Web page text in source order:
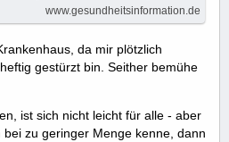
www.gesundheitsinformation.de
da mir plötzlich
gestürzt bin. Seither bemühe
ist sich nicht leicht für alle - aber
zu geringer Menge kenne, dann